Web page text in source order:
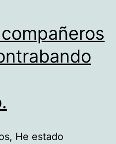
He estado